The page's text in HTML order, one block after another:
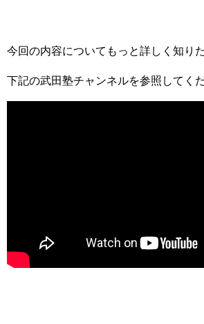
今回の内容についてもっと詳しく知り
下記の武田塾チャンネルを参照してく